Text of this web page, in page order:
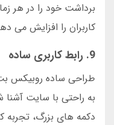
برداشت خود را در هر
کاربران را افزایش می
9. رابط کاربری ساده
طراحی ساده روبیکس
به راحتی با سایت
دکمه های بزرگ، تجربه